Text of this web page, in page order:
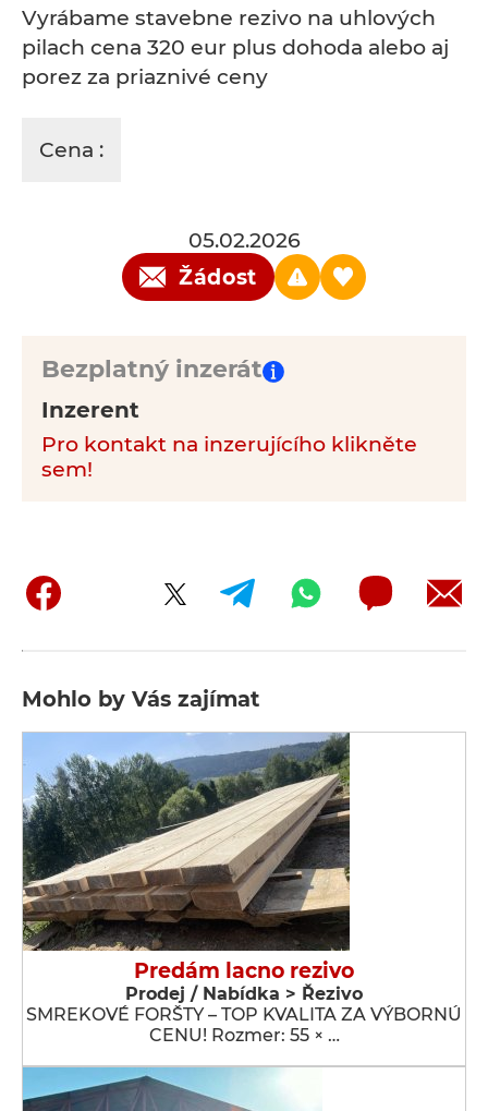
Vyrábame stavebne rezivo na uhlových
pilach cena 320 eur plus dohoda alebo aj
porez za priaznivé ceny
Cena :
05.02.2026
Žádost
Bezplatný inzerát
Inzerent
Pro kontakt na inzerujícího klikněte
sem!
Mohlo by Vás zajímat
Predám lacno rezivo
Prodej / Nabídka > Řezivo
SMREKOVÉ FORŠTY – TOP KVALITA ZA VÝBORNÚ
CENU! Rozmer: 55 × …